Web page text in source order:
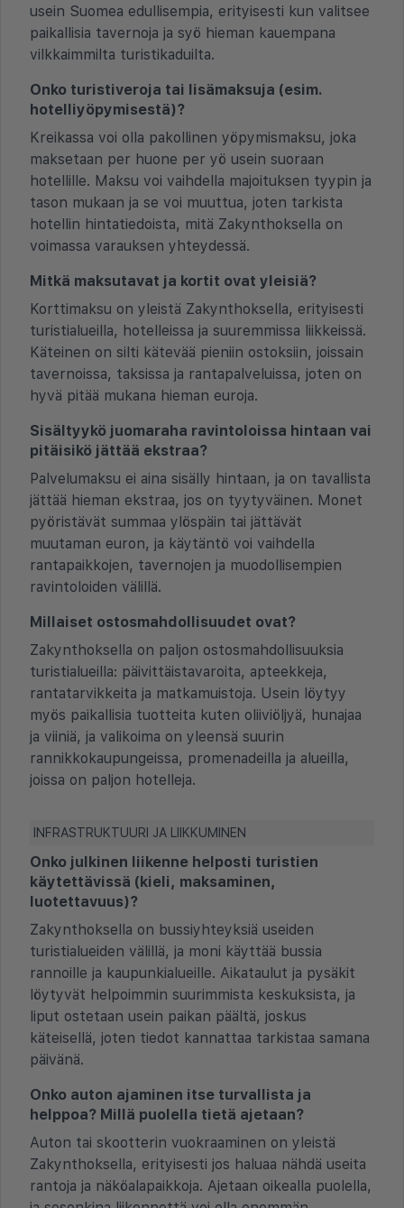
usein Suomea edullisempia, erityisesti kun valitsee
paikallisia tavernoja ja syö hieman kauempana
vilkkaimmilta turistikaduilta.
Onko turistiveroja tai lisämaksuja (esim.
hotelliyöpymisestä)?
Kreikassa voi olla pakollinen yöpymismaksu, joka
maksetaan per huone per yö usein suoraan
hotellille. Maksu voi vaihdella majoituksen tyypin ja
tason mukaan ja se voi muuttua, joten tarkista
hotellin hintatiedoista, mitä Zakynthoksella on
voimassa varauksen yhteydessä.
Mitkä maksutavat ja kortit ovat yleisiä?
Korttimaksu on yleistä Zakynthoksella, erityisesti
turistialueilla, hotelleissa ja suuremmissa liikkeissä.
Käteinen on silti kätevää pieniin ostoksiin, joissain
tavernoissa, taksissa ja rantapalveluissa, joten on
hyvä pitää mukana hieman euroja.
Sisältyykö juomaraha ravintoloissa hintaan vai
pitäisikö jättää ekstraa?
Palvelumaksu ei aina sisälly hintaan, ja on tavallista
jättää hieman ekstraa, jos on tyytyväinen. Monet
pyöristävät summaa ylöspäin tai jättävät
muutaman euron, ja käytäntö voi vaihdella
rantapaikkojen, tavernojen ja muodollisempien
ravintoloiden välillä.
Millaiset ostosmahdollisuudet ovat?
Zakynthoksella on paljon ostosmahdollisuuksia
turistialueilla: päivittäistavaroita, apteekkeja,
rantatarvikkeita ja matkamuistoja. Usein löytyy
myös paikallisia tuotteita kuten oliiviöljyä, hunajaa
ja viiniä, ja valikoima on yleensä suurin
rannikkokaupungeissa, promenadeilla ja alueilla,
joissa on paljon hotelleja.
INFRASTRUKTUURI JA LIIKKUMINEN
Onko julkinen liikenne helposti turistien
käytettävissä (kieli, maksaminen,
luotettavuus)?
Zakynthoksella on bussiyhteyksiä useiden
turistialueiden välillä, ja moni käyttää bussia
rannoille ja kaupunkialueille. Aikataulut ja pysäkit
löytyvät helpoimmin suurimmista keskuksista, ja
liput ostetaan usein paikan päältä, joskus
käteisellä, joten tiedot kannattaa tarkistaa samana
päivänä.
Onko auton ajaminen itse turvallista ja
helppoa? Millä puolella tietä ajetaan?
Auton tai skootterin vuokraaminen on yleistä
Zakynthoksella, erityisesti jos haluaa nähdä useita
rantoja ja näköalapaikkoja. Ajetaan oikealla puolella,